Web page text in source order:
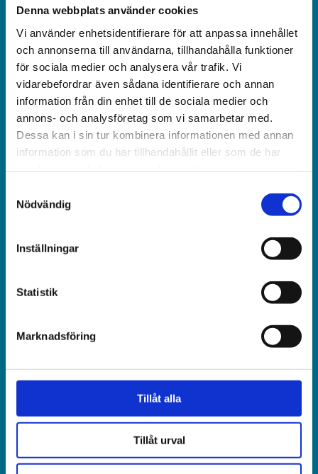
Denna webbplats använder cookies
Vi använder enhetsidentifierare för att anpassa innehållet
och annonserna till användarna, tillhandahålla funktioner
för sociala medier och analysera vår trafik. Vi
vidarebefordrar även sådana identifierare och annan
information från din enhet till de sociala medier och
annons- och analysföretag som vi samarbetar med.
Dessa kan i sin tur kombinera informationen med annan
information som du har tillhandahållit eller som de har
Nödvändig
Inställningar
Statistik
Marknadsföring
Tillåt alla
Tillåt urval
Världen idag är en rikstäckande
och obunden nyhets­­­tidning på kristen grund.
Ansvarig utgivare och chef­redaktör:
Jonas Adolfsson
© Världen idag AB
018-430 40 00
Kundservice:
(kl 10–12, 14–16)
Redaktionen:
Världen idag, Box 6015